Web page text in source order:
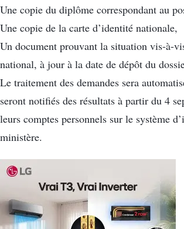
Une copie du diplôme correspondant au
Une copie de la carte d’identité nationale,
Un document prouvant la situation vis-à-
national, à jour à la date de dépôt du
Le traitement des demandes sera
seront notifiés des résultats à partir du 4
leurs comptes personnels sur le système
ministère.